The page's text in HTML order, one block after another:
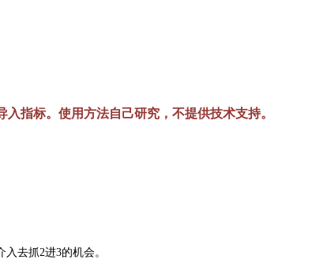
指标。使用方法自己研究，不提供技术支持。
去抓2进3的机会。